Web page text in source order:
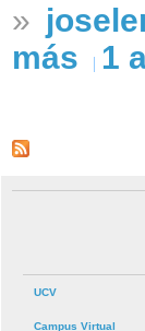
»
más
1
UCV
Campus Virtual